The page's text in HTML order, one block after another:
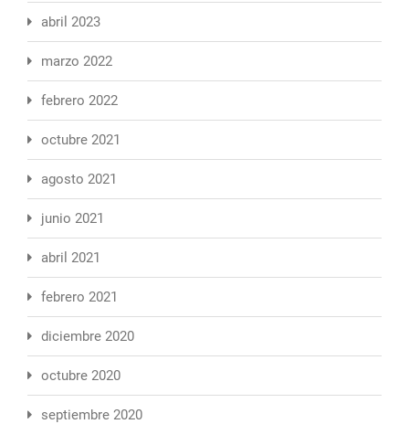
abril 2023
marzo 2022
febrero 2022
octubre 2021
agosto 2021
junio 2021
abril 2021
febrero 2021
diciembre 2020
octubre 2020
septiembre 2020